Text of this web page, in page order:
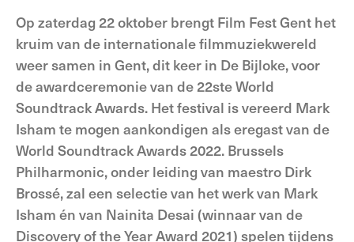
Op zaterdag 22 oktober brengt Film Fest Gent het
kruim van de internationale filmmuziekwereld
weer samen in Gent, dit keer in De Bijloke, voor
de awardceremonie van de 22ste World
Soundtrack Awards. Het festival is vereerd Mark
Isham te mogen aankondigen als eregast van de
World Soundtrack Awards 2022. Brussels
Philharmonic, onder leiding van maestro Dirk
Brossé, zal een selectie van het werk van Mark
Isham én van Nainita Desai (winnaar van de
Discovery of the Year Award 2021) spelen tijdens